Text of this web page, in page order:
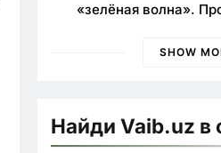
«зелёная волна».
SHOW
Найди Vaib.uz в